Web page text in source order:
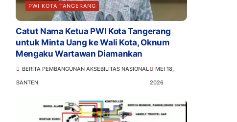
PWI KOTA TANGERANG
Catut Nama Ketua PWI Kota Tangerang
untuk Minta Uang ke Wali Kota, Oknum
Mengaku Wartawan Diamankan
BERITA PEMBANGUNAN AKSEBILITAS NASIONAL
BANTEN
MEI 18,
2026